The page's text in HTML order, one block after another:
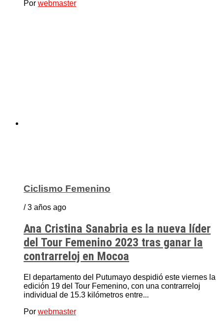
Por webmaster
Ciclismo Femenino
/ 3 años ago
Ana Cristina Sanabria es la nueva líder
del Tour Femenino 2023 tras ganar la
contrarreloj en Mocoa
El departamento del Putumayo despidió este viernes la
edición 19 del Tour Femenino, con una contrarreloj
individual de 15.3 kilómetros entre...
Por webmaster